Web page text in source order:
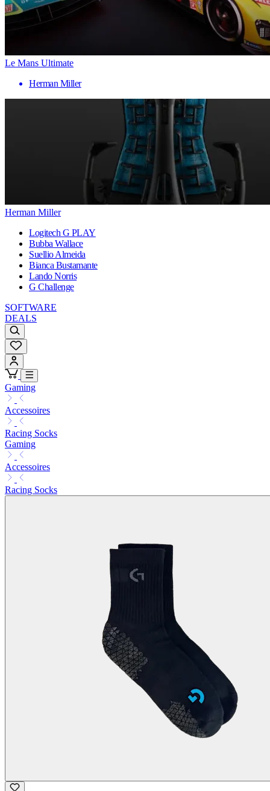
Le Mans Ultimate
Herman Miller
Herman Miller
Logitech G PLAY
Bubba Wallace
Suellio Almeida
Bianca Bustamante
Lando Norris
G Challenge
SOFTWARE
DEALS
Gaming
Accessoires
Racing Socks
Gaming
Accessoires
Racing Socks